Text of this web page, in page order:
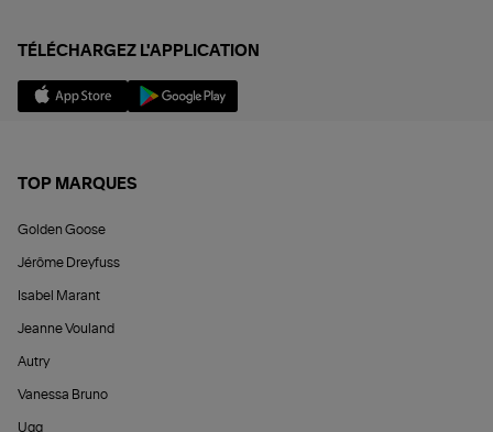
TÉLÉCHARGEZ L'APPLICATION
TOP MARQUES
Golden Goose
Jérôme Dreyfuss
Isabel Marant
Jeanne Vouland
Autry
Vanessa Bruno
Ugg